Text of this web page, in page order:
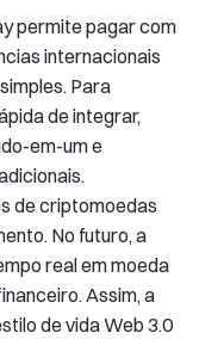
permite pagar com
internacionais
Para
de integrar,
em-um e
de criptomoedas
No futuro, a
real em moeda
Assim, a
de vida Web 3.0